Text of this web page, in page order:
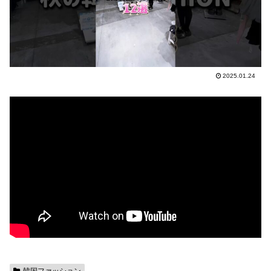
2025.01.24